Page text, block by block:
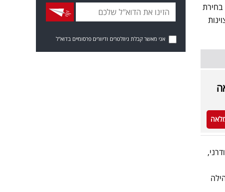
בחירת
אני מאשר קבלת ניוזלטרים ודיוורים פרסומיים בדוא"ל